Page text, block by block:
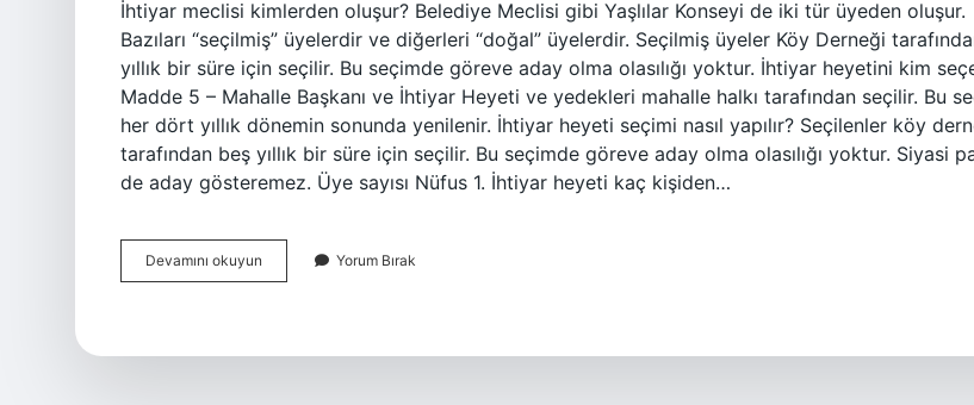
İhtiyar meclisi kimlerden oluşur? Belediye Meclisi gibi Yaşlılar Konseyi de iki tür üyeden oluşur.
Bazıları “seçilmiş” üyelerdir ve diğerleri “doğal” üyelerdir. Seçilmiş üyeler Köy Derneği
yıllık bir süre için seçilir. Bu seçimde göreve aday olma olasılığı yoktur. İhtiyar heyetini kim
Madde 5 – Mahalle Başkanı ve İhtiyar Heyeti ve yedekleri mahalle halkı tarafından seçilir. Bu
her dört yıllık dönemin sonunda yenilenir. İhtiyar heyeti seçimi nasıl yapılır? Seçilenler köy
tarafından beş yıllık bir süre için seçilir. Bu seçimde göreve aday olma olasılığı yoktur. Siyasi
de aday gösteremez. Üye sayısı Nüfus 1. İhtiyar heyeti kaç kişiden…
Devamını okuyun
Meclisinin
Yorum Bırak